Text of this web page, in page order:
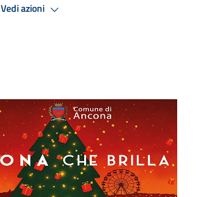
Vedi azioni